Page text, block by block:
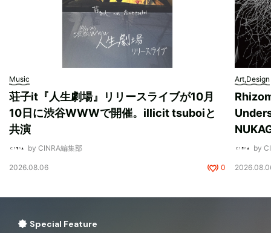
Music
荘子it『人生劇場』リリースライブが10月
10日に渋谷WWWで開催。illicit tsuboiと
共演
by CINRA編集部
2026.08.06 0
Art,Design
by
Special Feature